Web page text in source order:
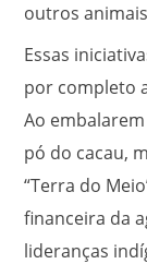
outros
Essas
por completo
Ao
pó do cacau,
“Terra do
financeira da
lideranças